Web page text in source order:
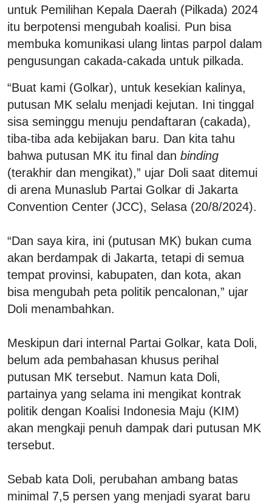
untuk Pemilihan Kepala Daerah (Pilkada) 2024
itu berpotensi mengubah koalisi. Pun bisa
membuka komunikasi ulang lintas parpol dalam
pengusungan cakada-cakada untuk pilkada.
“Buat kami (Golkar), untuk kesekian kalinya,
putusan MK selalu menjadi kejutan. Ini tinggal
sisa seminggu menuju pendaftaran (cakada),
tiba-tiba ada kebijakan baru. Dan kita tahu
bahwa putusan MK itu final dan binding
(terakhir dan mengikat),” ujar Doli saat ditemui
di arena Munaslub Partai Golkar di Jakarta
Convention Center (JCC), Selasa (20/8/2024).
“Dan saya kira, ini (putusan MK) bukan cuma
akan berdampak di Jakarta, tetapi di semua
tempat provinsi, kabupaten, dan kota, akan
bisa mengubah peta politik pencalonan,” ujar
Doli menambahkan.
Meskipun dari internal Partai Golkar, kata Doli,
belum ada pembahasan khusus perihal
putusan MK tersebut. Namun kata Doli,
partainya yang selama ini mengikat kontrak
politik dengan Koalisi Indonesia Maju (KIM)
akan mengkaji penuh dampak dari putusan MK
tersebut.
Sebab kata Doli, perubahan ambang batas
minimal 7,5 persen yang menjadi syarat baru